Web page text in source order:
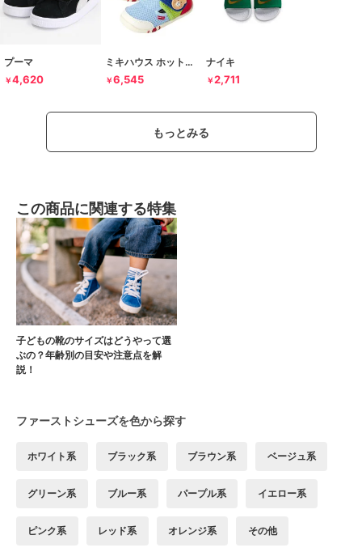
プーマ
￥4,620
ミキハウス ホットビスケッツ
￥6,545
ナイキ
￥2,711
もっとみる
この商品に関連する特集
子どもの靴のサイズはどうやって選
ぶの？年齢別の目安や注意点を解
説！
ファーストシューズを色から探す
ホワイト系 ブラック系 ブラウン系 ベージュ系
グリーン系 ブルー系 パープル系 イエロー系
ピンク系 レッド系 オレンジ系 その他